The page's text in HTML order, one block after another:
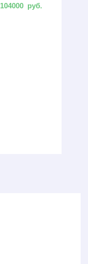
104000 руб.